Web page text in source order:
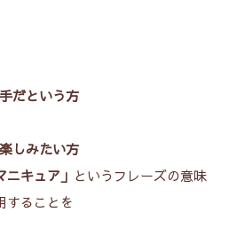
だという方
しみたい方
ニキュア」 というフレーズの意味
することを